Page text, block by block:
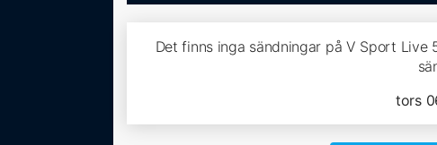
Det finns inga sändningar på V Sport Live
tors